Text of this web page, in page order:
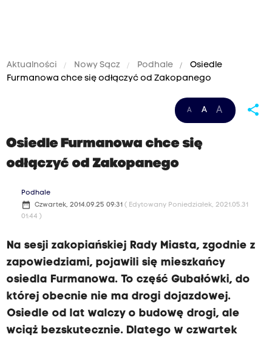
Aktualności Nowy Sącz Podhale
Osiedle
Furmanowa chce się odłączyć od Zakopanego
A A A share
Osiedle Furmanowa chce się
odłączyć od Zakopanego
Podhale
date_range Czwartek, 2014.09.25 09:31 ( Edytowany Poniedziałek, 2021.05.31
01:44 )
Na sesji zakopiańskiej Rady Miasta, zgodnie z
zapowiedziami, pojawili się mieszkańcy
osiedla Furmanowa. To część Gubałówki, do
której obecnie nie ma drogi dojazdowej.
Osiedle od lat walczy o budowę drogi, ale
wciąż bezskutecznie. Dlatego w czwartek